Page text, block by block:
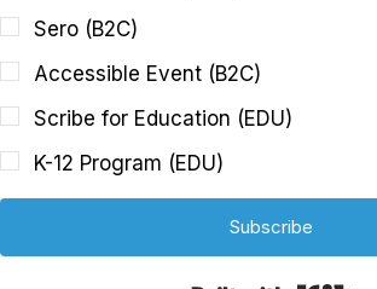
Sero (B2C)
Accessible Event (B2C)
Scribe for Education (EDU)
K-12 Program (EDU)
Subscribe